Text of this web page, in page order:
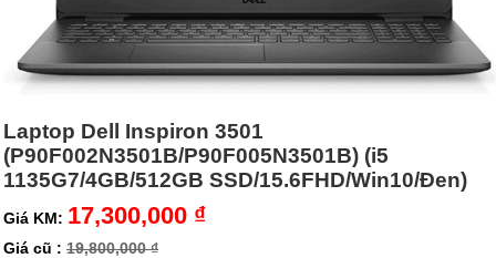
Laptop Dell Inspiron 3501
(P90F002N3501B/P90F005N3501B) (i5
1135G7/4GB/512GB SSD/15.6FHD/Win10/Đen)
Giá KM: 17,300,000 ₫
Giá cũ : 19,800,000 ₫